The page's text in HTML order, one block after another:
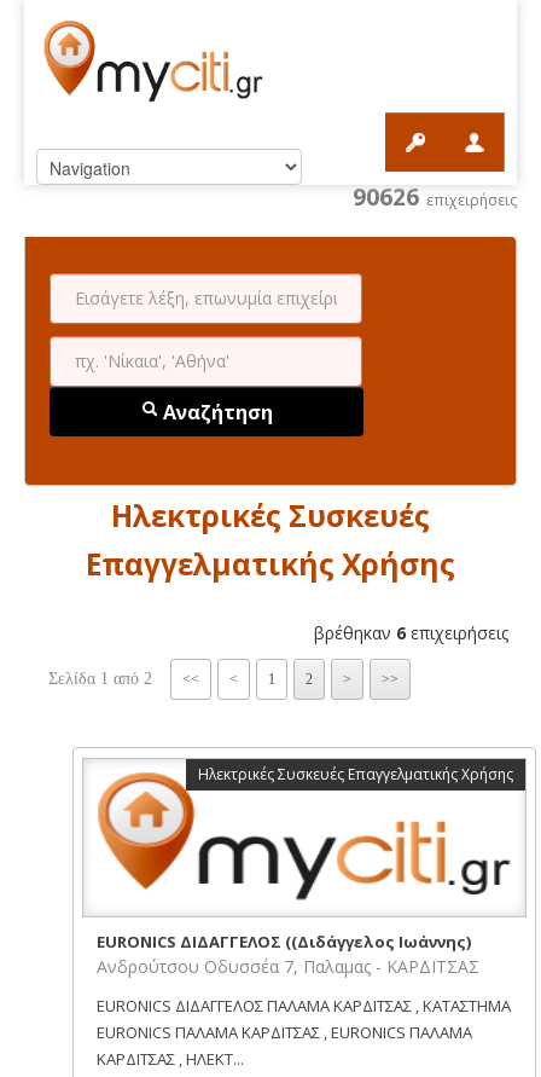
90626 επιχειρήσεις
Αναζήτηση
Ηλεκτρικές Συσκευές
Επαγγελματικής Χρήσης
βρέθηκαν 6 επιχειρήσεις
Σελίδα 1 από 2 << < 1 2 > >>
Ηλεκτρικές Συσκευές Επαγγελματικής Χρήσης
EURONICS ΔΙΔΑΓΓΕΛΟΣ ((Διδάγγελος Ιωάννης)
Ανδρούτσου Οδυσσέα 7, Παλαμας - ΚΑΡΔΙΤΣΑΣ
EURONICS ΔΙΔΑΓΓΕΛΟΣ ΠΑΛΑΜΑ ΚΑΡΔΙΤΣΑΣ , ΚΑΤΑΣΤΗΜΑ
EURONICS ΠΑΛΑΜΑ ΚΑΡΔΙΤΣΑΣ , EURONICS ΠΑΛΑΜΑ
ΚΑΡΔΙΤΣΑΣ , ΗΛΕΚΤ...